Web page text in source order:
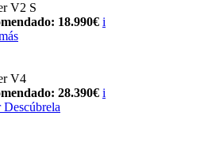
V2 S
18.990€ i
V4
28.390€ i
Descúbrela